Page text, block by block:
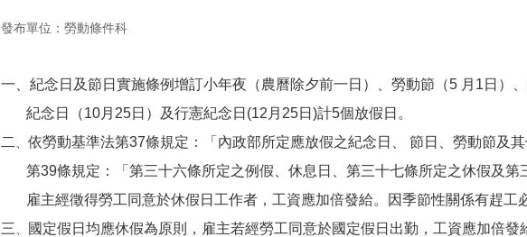
發布單位：勞動條件科
一、紀念日及節日實施條例增訂小年夜（農曆除夕前一日）、勞動節（5 月1日）
紀念日（10月25日）及行憲紀念日(12月25日)計5個放假日。
二
依勞動基準法第37條規定：「內政部所定應放假之紀念日、 節日、勞動節及
第39條規定：「第三十六條所定之例假、休息日、第三十七條所定之休假及第
雇主經徵得勞工同意於休假日工作者，工資應加倍發給。因季節性關係有趕工
三
國定假日均應休假為原則，雇主若經勞工同意於國定假日出勤，工資應加倍